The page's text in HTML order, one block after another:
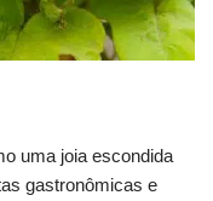
uma joia escondida
gastronômicas e